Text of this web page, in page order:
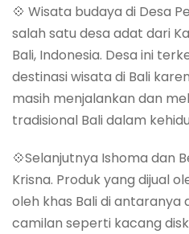
💠 Wisata budaya di Desa
salah satu desa adat dari
Bali, Indonesia. Desa ini
destinasi wisata di Bali
masih menjalankan dan
tradisional Bali dalam
💠Selanjutnya Ishoma dan
Krisna. Produk yang dijual
oleh khas Bali di antaranya
camilan seperti kacang